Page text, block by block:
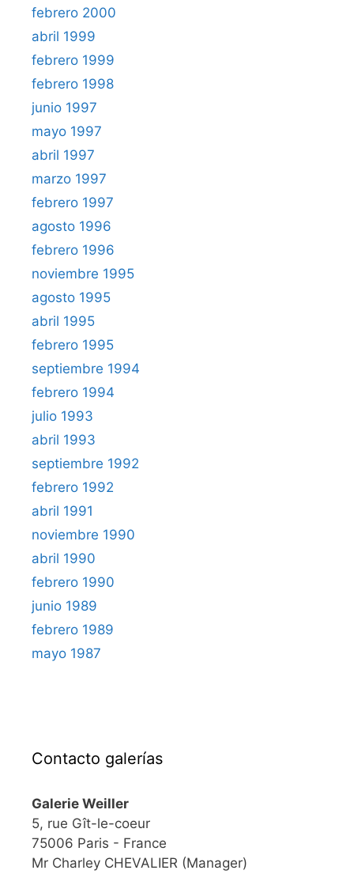
febrero 2000
abril 1999
febrero 1999
febrero 1998
junio 1997
mayo 1997
abril 1997
marzo 1997
febrero 1997
agosto 1996
febrero 1996
noviembre 1995
agosto 1995
abril 1995
febrero 1995
septiembre 1994
febrero 1994
julio 1993
abril 1993
septiembre 1992
febrero 1992
abril 1991
noviembre 1990
abril 1990
febrero 1990
junio 1989
febrero 1989
mayo 1987
Contacto galerías
Galerie Weiller
5, rue Gît-le-coeur
75006 Paris - France
Mr Charley CHEVALIER (Manager)